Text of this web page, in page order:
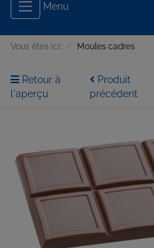
Menu
Vous êtes ici:: Moules cadres
Retour à
l'aperçu
Produit
précédent